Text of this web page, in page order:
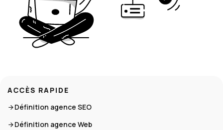
ACCÈS RAPIDE
Définition agence SEO
Définition agence Web